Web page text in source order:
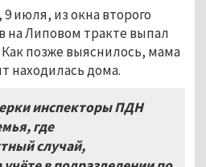
июля, из окна второго
на Липовом тракте выпал
позже выяснилось, мама
находилась дома.
инспекторы ПДН
где
случай,